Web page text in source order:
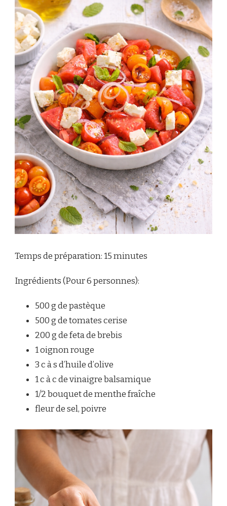
Temps de préparation: 15 minutes
Ingrédients (Pour 6 personnes):
500 g de pastèque
500 g de tomates cerise
200 g de feta de brebis
1 oignon rouge
3 c à s d’huile d’olive
1 c à c de vinaigre balsamique
1/2 bouquet de menthe fraîche
fleur de sel, poivre